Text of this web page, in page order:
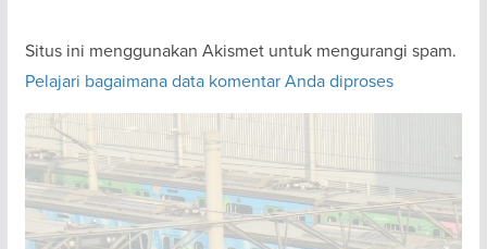
Situs ini menggunakan Akismet untuk mengurangi spam.
Pelajari bagaimana data komentar Anda diproses